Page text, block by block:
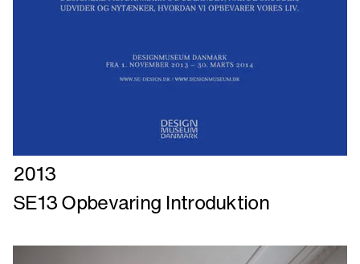
Læs
mere
om
Opbevaring
2013
SE13 Opbevaring Introduktion